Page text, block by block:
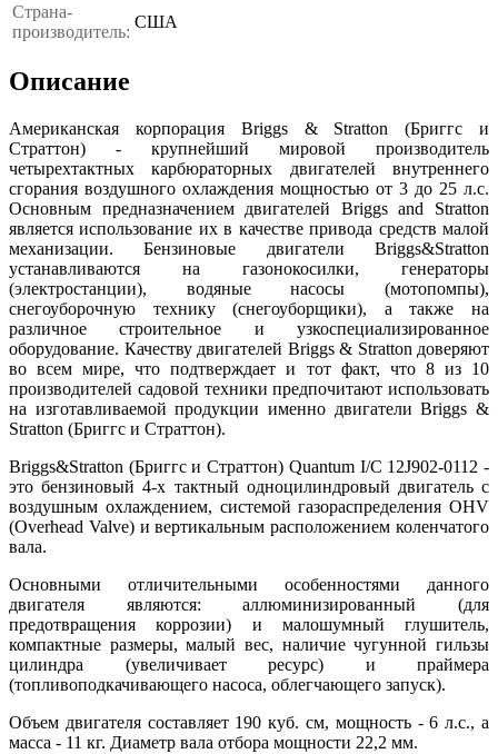
Страна-
производитель:
США
Описание
Американская корпорация Briggs & Stratton (Бриггс и
Страттон) - крупнейший мировой производитель
четырехтактных карбюраторных двигателей внутреннего
сгорания воздушного охлаждения мощностью от 3 до 25 л.с.
Основным предназначением двигателей Briggs and Stratton
является использование их в качестве привода средств малой
механизации. Бензиновые двигатели Briggs&Stratton
устанавливаются на газонокосилки, генераторы
(электростанции), водяные насосы (мотопомпы),
снегоуборочную технику (снегоуборщики), а также на
различное строительное и узкоспециализированное
оборудование. Качеству двигателей Briggs & Stratton доверяют
во всем мире, что подтверждает и тот факт, что 8 из 10
производителей садовой техники предпочитают использовать
на изготавливаемой продукции именно двигатели Briggs &
Stratton (Бриггс и Страттон).
Briggs&Stratton (Бриггс и Страттон) Quantum I/C 12J902-0112 -
это бензиновый 4-х тактный одноцилиндровый двигатель с
воздушным охлаждением, системой газораспределения OHV
(Overhead Valve) и вертикальным расположением коленчатого
вала.
Основными отличительными особенностями данного
двигателя являются: аллюминизированный (для
предотвращения коррозии) и малошумный глушитель,
компактные размеры, малый вес, наличие чугунной гильзы
цилиндра (увеличивает ресурс) и праймера
(топливоподкачивающего насоса, облегчающего запуск).
Объем двигателя составляет 190 куб. см, мощность - 6 л.с., а
масса - 11 кг. Диаметр вала отбора мощности 22,2 мм.